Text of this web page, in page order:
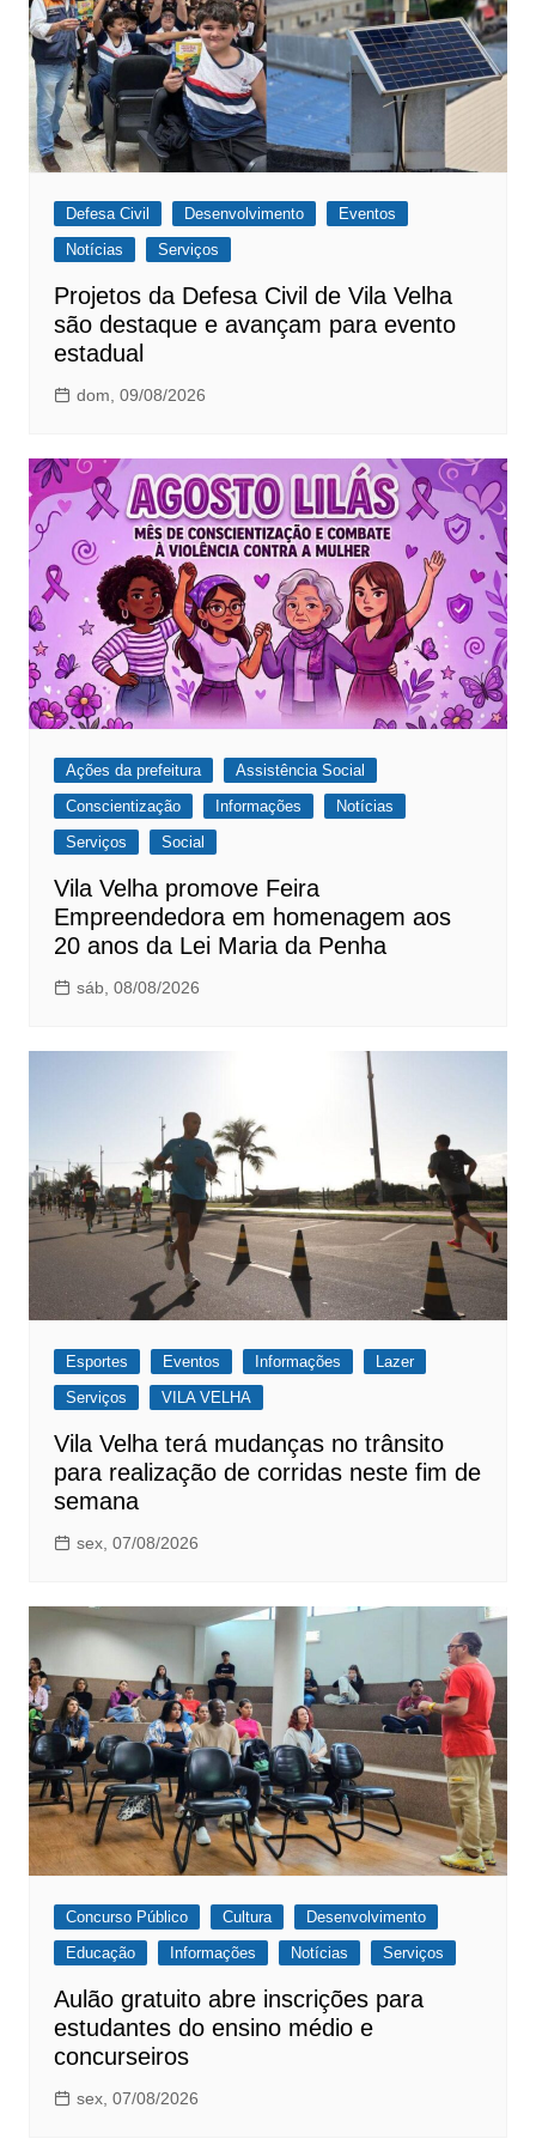
Defesa Civil Desenvolvimento
Eventos
Notícias
Serviços
Projetos da Defesa Civil de Vila Velha
são destaque e avançam para evento
estadual
dom, 09/08/2026
Ações da prefeitura
Assistência Social
Conscientização
Informações
Notícias
Serviços
Social
Vila Velha promove Feira
Empreendedora em homenagem aos
20 anos da Lei Maria da Penha
sáb, 08/08/2026
Esportes Eventos Informações
Lazer
Serviços
VILA VELHA
Vila Velha terá mudanças no trânsito
para realização de corridas neste fim de
semana
sex, 07/08/2026
Concurso Público Cultura
Desenvolvimento
Educação
Informações Notícias Serviços
Aulão gratuito abre inscrições para
estudantes do ensino médio e
concurseiros
sex, 07/08/2026